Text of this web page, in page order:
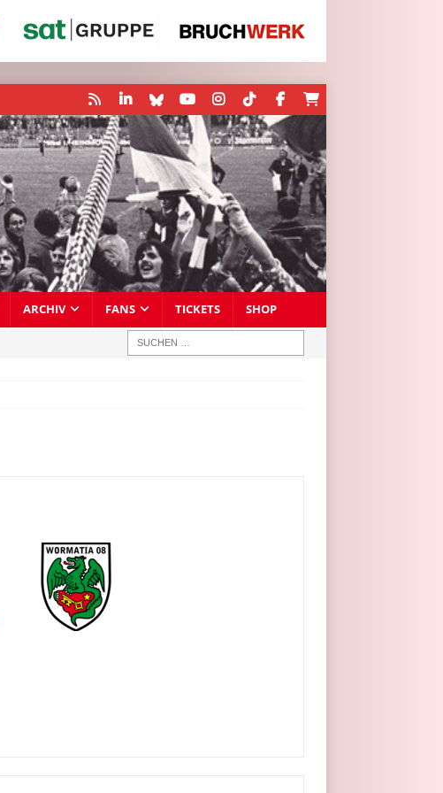
ARCHIV FANS TICKETS SHOP